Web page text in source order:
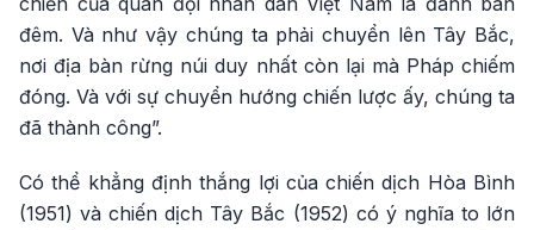
đêm. Và như vậy chúng ta phải chuyển lên Tây Bắc,
nơi địa bàn rừng núi duy nhất còn lại mà Pháp chiếm
đóng. Và với sự chuyển hướng chiến lược ấy, chúng ta
đã thành công”.
Có thể khẳng định thắng lợi của chiến dịch Hòa Bình
(1951) và chiến dịch Tây Bắc (1952) có ý nghĩa to lớn